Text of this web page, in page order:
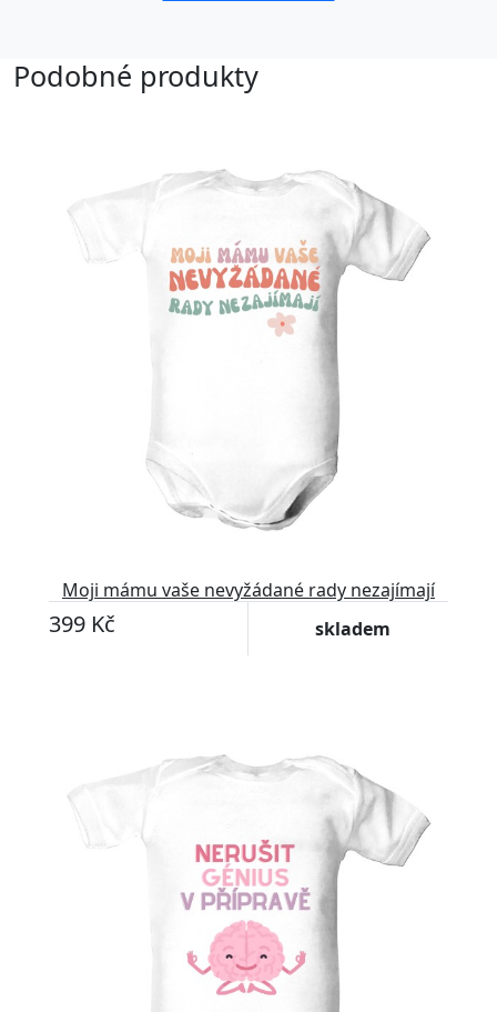
Podobné produkty
Moji mámu vaše nevyžádané rady nezajímají
399 Kč skladem